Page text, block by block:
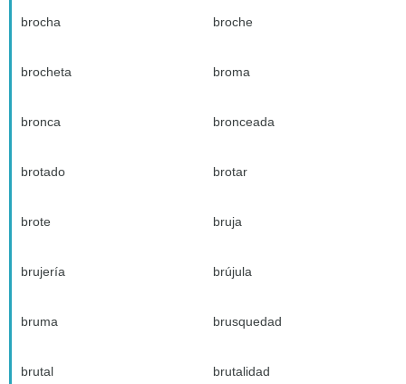
brocha broche
brocheta broma
bronca bronceada
brotado brotar
brote bruja
brujería brújula
bruma brusquedad
brutal brutalidad